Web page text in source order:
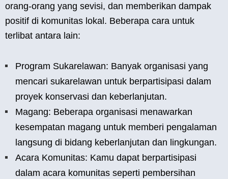
orang-orang yang sevisi, dan memberikan dampak
positif di komunitas lokal. Beberapa cara untuk
terlibat antara lain:
Program Sukarelawan: Banyak organisasi yang
mencari sukarelawan untuk berpartisipasi dalam
proyek konservasi dan keberlanjutan.
Magang: Beberapa organisasi menawarkan
kesempatan magang untuk memberi pengalaman
langsung di bidang keberlanjutan dan lingkungan.
Acara Komunitas: Kamu dapat berpartisipasi
dalam acara komunitas seperti pembersihan